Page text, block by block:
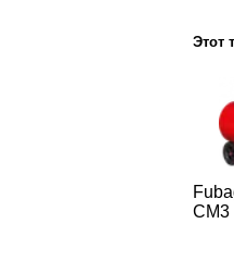
Этот
CM3